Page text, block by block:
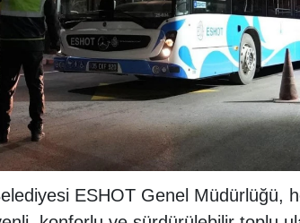
ESHOT Genel Müdürlüğü,